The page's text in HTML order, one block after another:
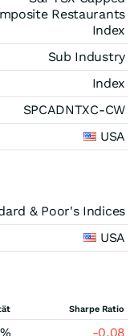
Restaurants
Index
Sub Industry
Index
SPCADNTXC-CW
USA
& Poor's Indices
USA
Sharpe Ratio
-0,08